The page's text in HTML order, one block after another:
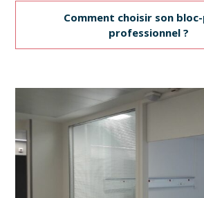
Comment choisir son
professionnel ?